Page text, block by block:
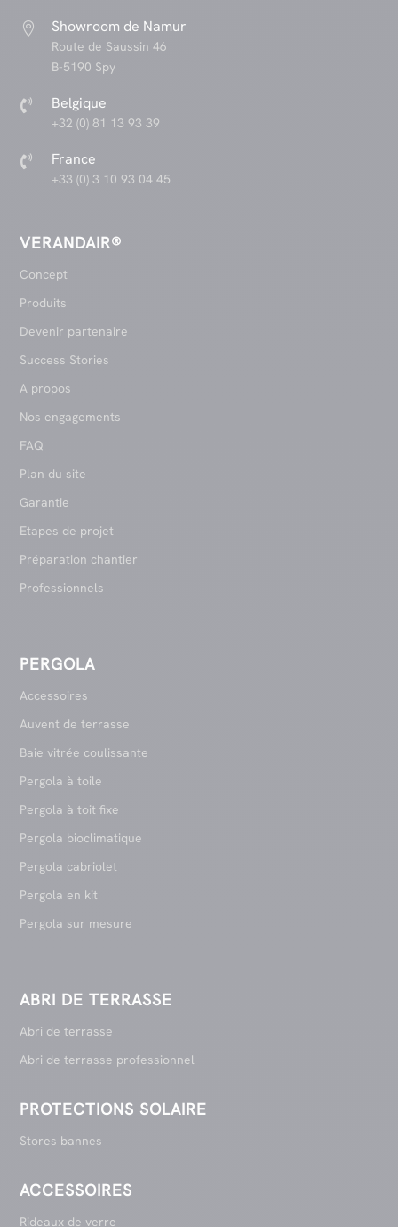
 Showroom de Namur
Route de Saussin 46
B-5190 Spy
 Belgique
+32 (0) 81 13 93 39
 France
+33 (0) 3 10 93 04 45
VERANDAIR®
Concept
Produits
Devenir partenaire
Success Stories
A propos
Nos engagements
FAQ
Plan du site
Garantie
Etapes de projet
Préparation chantier
Professionnels
PERGOLA
Accessoires
Auvent de terrasse
Baie vitrée coulissante
Pergola à toile
Pergola à toit fixe
Pergola bioclimatique
Pergola cabriolet
Pergola en kit
Pergola sur mesure
ABRI DE TERRASSE
Abri de terrasse
Abri de terrasse professionnel
PROTECTIONS SOLAIRE
Stores bannes
ACCESSOIRES
Rideaux de verre